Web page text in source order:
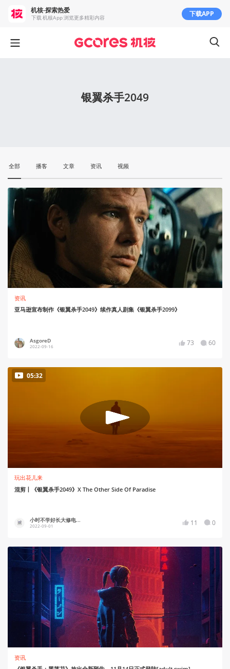
银翼杀手2049
全部 播客 文章 资讯 视频
资讯
亚马逊宣布制作《银翼杀手2049》续作真人剧集《银翼杀手2099》
AsgoreD
2022-09-16 73 60
05:32
玩出花儿来
混剪丨《银翼杀手2049》X The Other Side Of Paradise
小时不学好长大修电...
2022-09-01 11 0
资讯
机核-探索热爱
下载 机核App 浏览更多精彩内容 下载APP